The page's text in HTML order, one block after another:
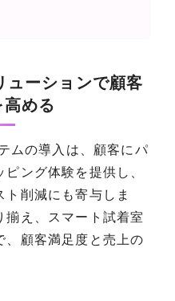
ューションで顧客
める
ムの導入は、顧客にパ
ング体験を提供し、
削減にも寄与しま
え、スマート試着室
、顧客満足度と売上の